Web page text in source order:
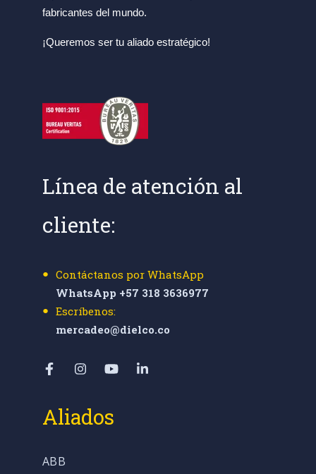
fabricantes del mundo.
¡Queremos ser tu aliado estratégico!
Línea de atención al
cliente:
Contáctanos por WhatsApp
WhatsApp +57 318 3636977
Escríbenos:
mercadeo@dielco.co
Aliados
ABB